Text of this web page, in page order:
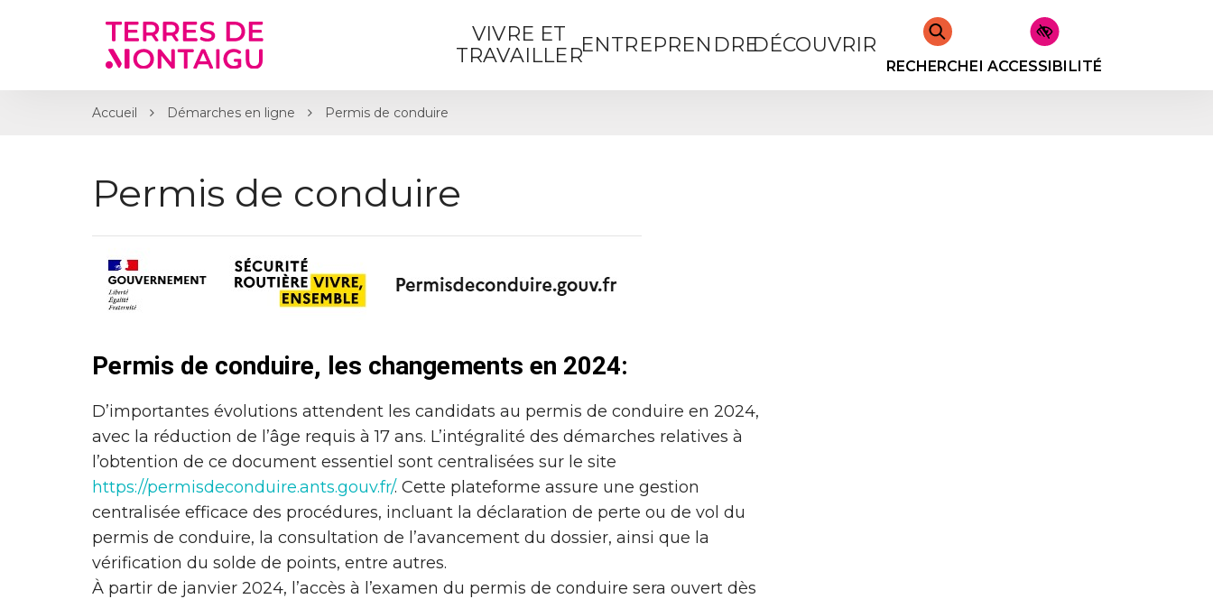
VIVRE ET
TRAVAILLERENTREPRENDREDÉCOUVRIR
RECHERCHERACCESSIBILITÉ
Accueil Démarches en ligne Permis de conduire
Permis de conduire
Permis de conduire, les changements en 2024:
D’importantes évolutions attendent les candidats au permis de conduire en 2024,
avec la réduction de l’âge requis à 17 ans. L’intégralité des démarches relatives à
l’obtention de ce document essentiel sont centralisées sur le site
https://permisdeconduire.ants.gouv.fr/. Cette plateforme assure une gestion
centralisée efficace des procédures, incluant la déclaration de perte ou de vol du
permis de conduire, la consultation de l’avancement du dossier, ainsi que la
vérification du solde de points, entre autres.
À partir de janvier 2024, l’accès à l’examen du permis de conduire sera ouvert dès